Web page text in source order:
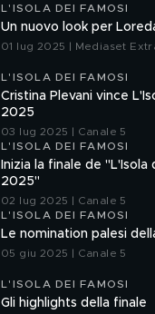
L'ISOLA DEI FAMOSI
Un nuovo look per
01 lug 2025 | Mediaset
L'ISOLA DEI FAMOSI
Cristina Plevani vince
2025
03 lug 2025 | Canale 5
L'ISOLA DEI FAMOSI
Inizia la finale de "L'Isola
2025"
02 lug 2025 | Canale 5
L'ISOLA DEI FAMOSI
Le nomination palesi
05 giu 2025 | Canale 5
L'ISOLA DEI FAMOSI
Gli highlights della finale